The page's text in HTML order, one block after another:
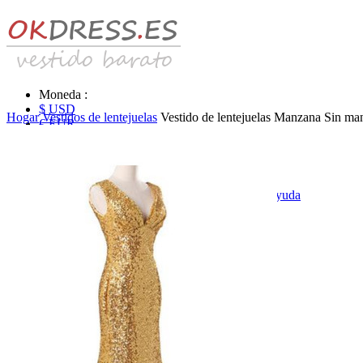
Moneda :
$ USD
€ EUR
Identificarse & Registrarse Obtener la contraseña Ayuda
Vestidos de novia
Vestido de novia liquidación y venta
Vestidos de novia vendimia
Hogar Vestidos de lentejuelas Vestido de lentejuelas Manzana Sin